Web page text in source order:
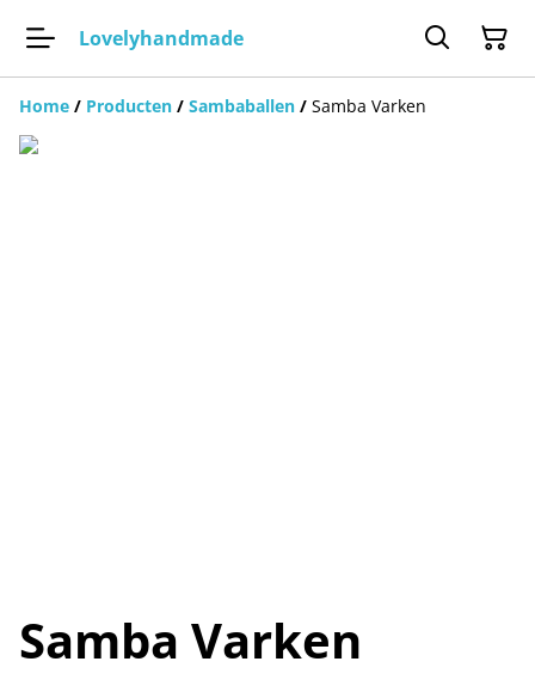
Lovelyhandmade
Home / Producten / Sambaballen / Samba Varken
Samba Varken